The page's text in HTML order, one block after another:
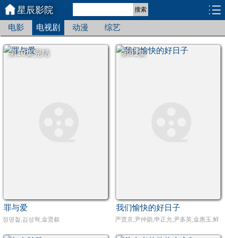
星辰影院 搜索
电影 电视剧 动漫 综艺
第10集完结
罪与爱
정명철,김성혁,金贤叙
第91集
我们愉快的好日子
严贤京,尹仲勋,申正允,尹多英,金惠玉,鲜